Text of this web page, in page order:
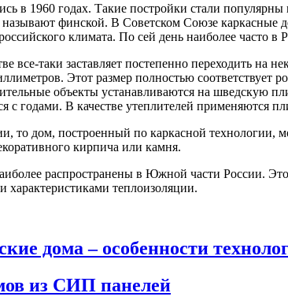
в 1960 годах. Такие постройки стали
финской. В Советском Союзе каркасные
климата. По сей день наиболее часто
все-таки заставляет постепенно переходить
Этот размер полностью
объекты устанавливаются на шведскую
с годами. В качестве утеплителей
то дом, построенный по каркасной технологии,
кирпича или камня.
распространены в Южной части России.
характеристиками теплоизоляции.
дома – особенности
из СИП панелей